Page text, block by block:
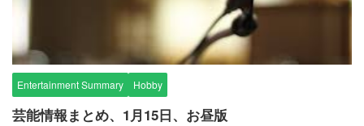
Entertainment Summary Hobby
芸能情報まとめ、1月15日、お昼版